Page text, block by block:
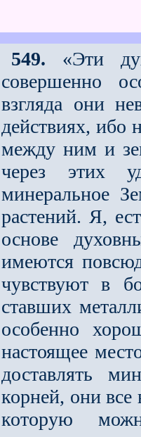
549. «Эти
совершенно
взгляда они
действиях, ибо
между ним и
через этих
минеральное
растений. Я,
основе
имеются
чувствуют в
ставших
особенно
настоящее
доставлять
корней, они все
которую